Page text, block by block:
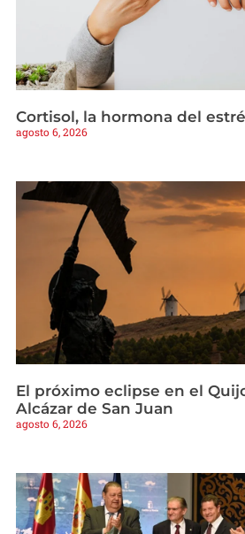
Cortisol, la hormona del
agosto 6, 2026
El próximo eclipse en el
Alcázar de San Juan
agosto 6, 2026